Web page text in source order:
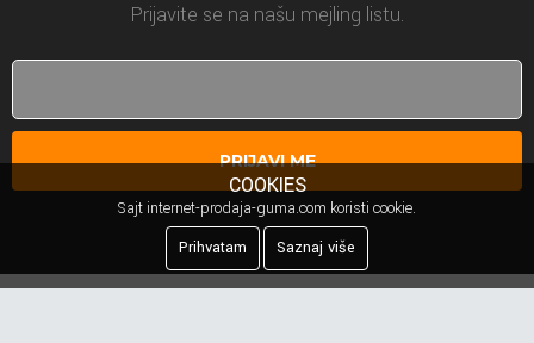
Prijavite se na našu mejling listu.
PRIJAVI ME
COOKIES
Sajt internet-prodaja-guma.com koristi cookie.
Prihvatam
Saznaj više